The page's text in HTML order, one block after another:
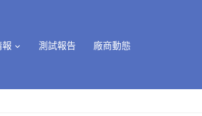
報 測試報告 廠商動態